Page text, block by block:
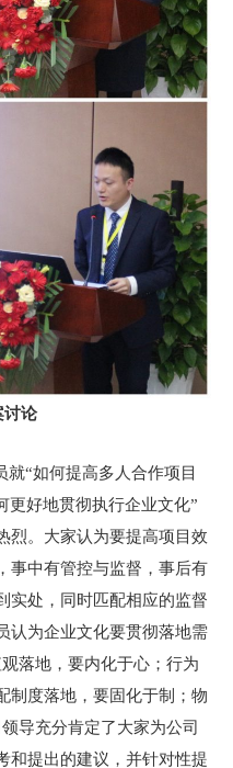
讨论
“如何提高多人合作项目
更好地贯彻执行企业文化”
烈。大家认为要提高项目效
事中有管控与监督，事后有
实处，同时匹配相应的监督
认为企业文化要贯彻落地需
落地，要内化于心；行为
制度落地，要固化于制；物
导充分肯定了大家为公司
和提出的建议，并针对性提